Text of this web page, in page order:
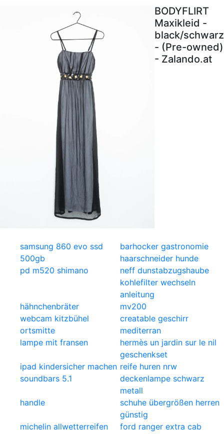
BODYFLIRT
Maxikleid -
black/schwarz
- (Pre-owned)
- Zalando.at
samsung 860 evo ssd
500gb
barhocker gastronomie
haarschneider hunde
pd m520 shimano
neff dunstabzugshaube
kohlefilter wechseln
anleitung
hähnchenbräter
mv200
webcam kitzbühel
ortsmitte
creatable geschirr
mediterran
lampe mit fransen
hermès un jardin sur le nil
geschenkset
ipad kindersicher machen reife huren nrw
soundbars 5.1
deckenlampe schwarz
metall
handle
schuhe übergrößen herren
günstig
michelin allwetterreifen
ford ranger extra cab